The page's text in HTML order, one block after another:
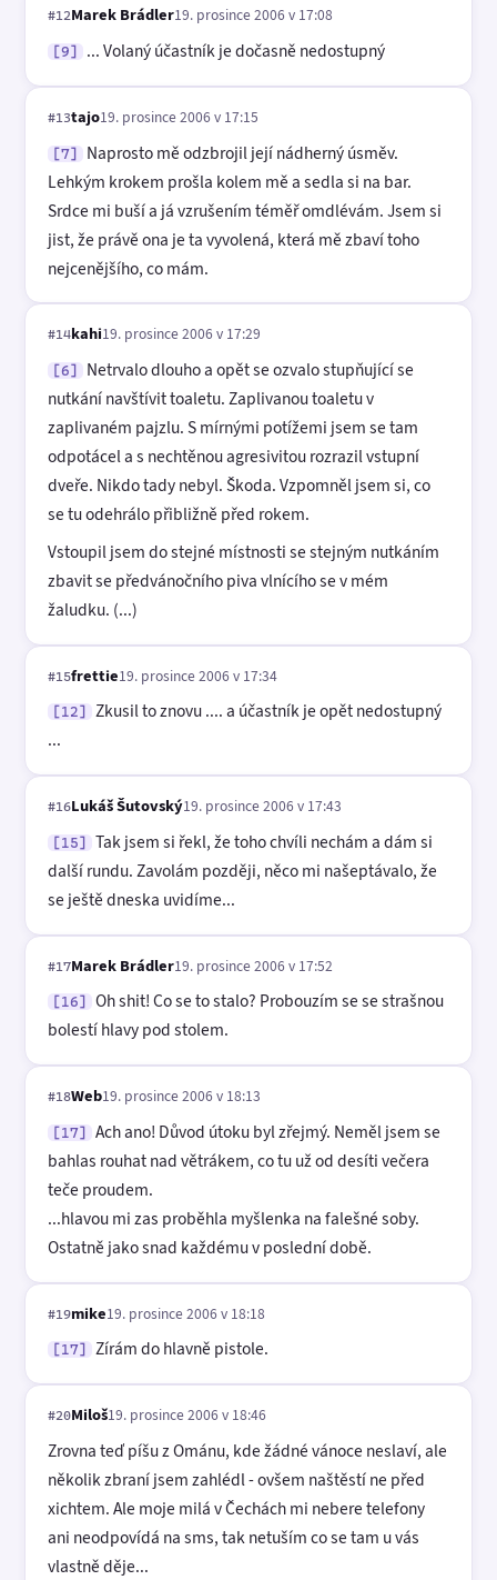
#12Marek Brádler19. prosince 2006 v 17:08
[9] ... Volaný účastník je dočasně nedostupný
#13tajo19. prosince 2006 v 17:15
[7]
Naprosto mě odzbrojil její nádherný úsměv.
Lehkým krokem prošla kolem mě a sedla si na bar.
Srdce mi buší a já vzrušením téměř omdlévám. Jsem si
jist, že právě ona je ta vyvolená, která mě zbaví toho
nejcenějšího, co mám.
#14kahi19. prosince 2006 v 17:29
[6]
Netrvalo dlouho a opět se ozvalo stupňující se
nutkání navštívit toaletu. Zaplivanou toaletu v
zaplivaném pajzlu. S mírnými potížemi jsem se tam
odpotácel a s nechtěnou agresivitou rozrazil vstupní
dveře. Nikdo tady nebyl. Škoda. Vzpomněl jsem si, co
se tu odehrálo přibližně před rokem.
Vstoupil jsem do stejné místnosti se stejným nutkáním
zbavit se předvánočního piva vlnícího se v mém
žaludku. (...)
#15frettie19. prosince 2006 v 17:34
[12]
Zkusil to znovu .... a účastník je opět nedostupný
...
#16Lukáš Šutovský19. prosince 2006 v 17:43
[15]
Tak jsem si řekl, že toho chvíli nechám a dám si
další rundu. Zavolám později, něco mi našeptávalo, že
se ještě dneska uvidíme...
#17Marek Brádler19. prosince 2006 v 17:52
[16]
Oh shit! Co se to stalo? Probouzím se se strašnou
bolestí hlavy pod stolem.
#18Web19. prosince 2006 v 18:13
[17]
Ach ano! Důvod útoku byl zřejmý. Neměl jsem se
bahlas rouhat nad větrákem, co tu už od desíti večera
teče proudem.
...hlavou mi zas proběhla myšlenka na falešné soby.
Ostatně jako snad každému v poslední době.
#19mike19. prosince 2006 v 18:18
[17] Zírám do hlavně pistole.
#20Miloš19. prosince 2006 v 18:46
Zrovna teď píšu z Ománu, kde žádné vánoce neslaví, ale
několik zbraní jsem zahlédl - ovšem naštěstí ne před
xichtem. Ale moje milá v Čechách mi nebere telefony
ani neodpovídá na sms, tak netuším co se tam u vás
vlastně děje...